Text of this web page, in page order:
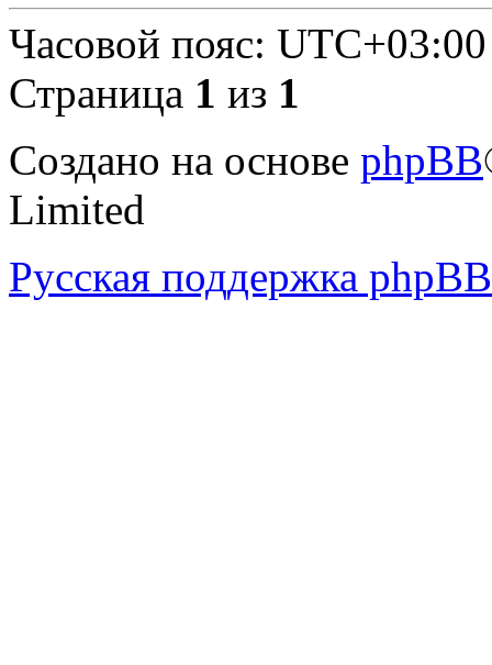
Часовой пояс: UTC+03:00
Страница 1 из 1
Создано на основе phpBB
Limited
Русская поддержка phpBB